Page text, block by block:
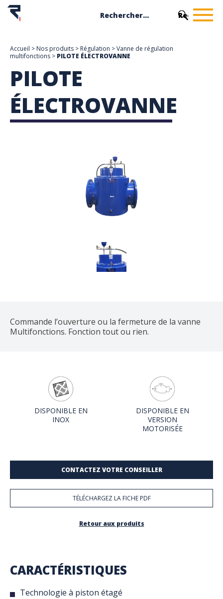
Accueil > Nos produits > Régulation >Vanne de régulation
multifonctions > PILOTE ÉLECTROVANNE
PILOTE
ÉLECTROVANNE
Commande l’ouverture ou la fermeture de la vanne
Multifonctions. Fonction tout ou rien.
DISPONIBLE EN
INOX
DISPONIBLE EN
VERSION
MOTORISÉE
CONTACTEZ VOTRE CONSEILLER
TÉLÉCHARGEZ LA FICHE PDF
Retour aux produits
CARACTÉRISTIQUES
Technologie à piston étagé